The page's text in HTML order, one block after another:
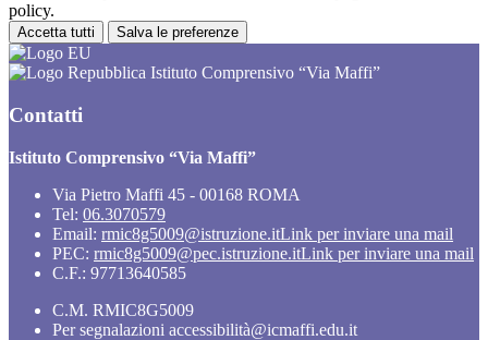
policy.
Accetta tutti Salva le preferenze
Istituto Comprensivo “Via Maffi”
Contatti
Istituto Comprensivo “Via Maffi”
Via Pietro Maffi 45 - 00168 ROMA
Tel: 06.3070579
Email: rmic8g5009@istruzione.itLink per inviare una mail
PEC: rmic8g5009@pec.istruzione.itLink per inviare una mail
C.F.: 97713640585
C.M. RMIC8G5009
Per segnalazioni accessibilità@icmaffi.edu.it